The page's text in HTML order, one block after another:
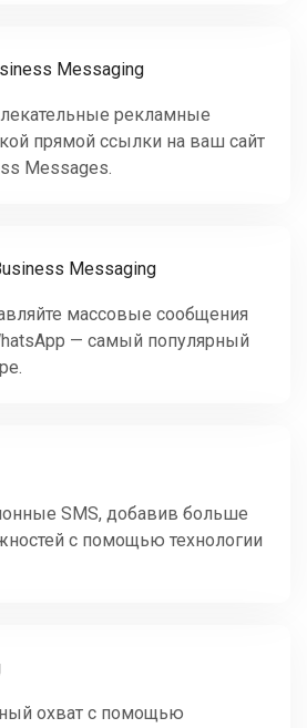
Messaging
рекламные
прямой ссылки на ваш сайт
Messages.
Messaging
массовые сообщения
— самый популярный
SMS, добавив больше
с помощью технологии
охват с помощью